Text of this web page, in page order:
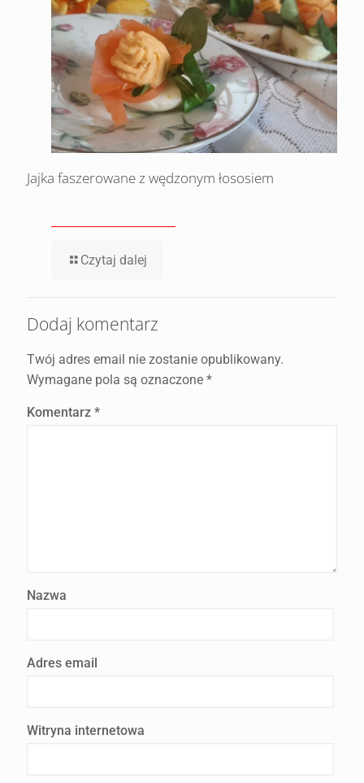
Jajka faszerowane z wędzonym łososiem
Czytaj dalej
Dodaj komentarz
Twój adres email nie zostanie opublikowany.
Wymagane pola są oznaczone *
Komentarz *
Nazwa
Adres email
Witryna internetowa